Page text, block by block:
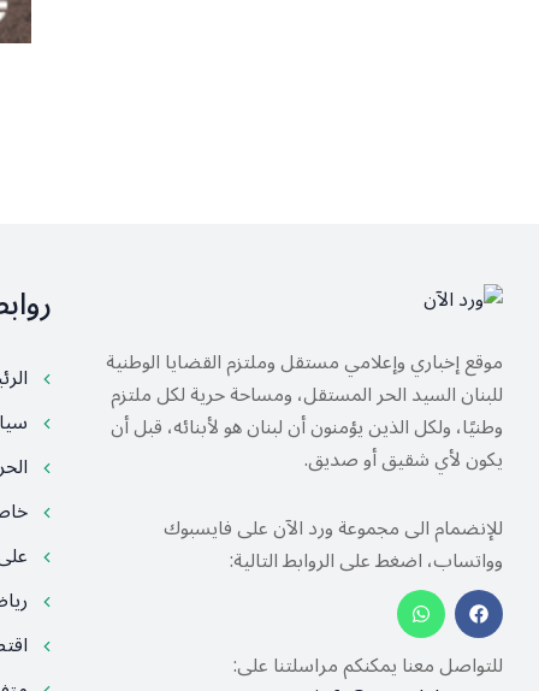
موقع إخباري وإعلامي مستقل وملتزم القضايا الوطنية
للبنان السيد الحر المستقل، ومساحة حرية لكل ملتزم
وطنيًا، ولكل الذين يؤمنون أن لبنان هو لأبنائه، قبل أن
يكون لأي شقيق أو صديق.
للإنضمام الى مجموعة ورد الآن على فايسبوك
وواتساب، اضغط على الروابط التالية:
للتواصل معنا يمكنكم مراسلتنا على: